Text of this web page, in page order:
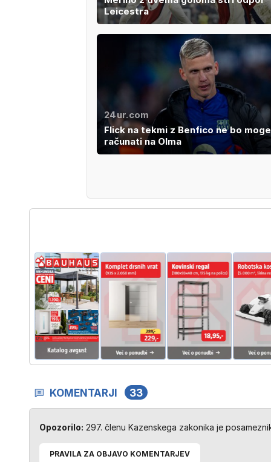
Leicestra
24ur.com
Flick na tekmi z Benfico ne bo
računati na Olma
KOMENTARJI 33
Opozorilo: 297. členu Kazenskega zakonika je
PRAVILA ZA OBJAVO KOMENTARJEV